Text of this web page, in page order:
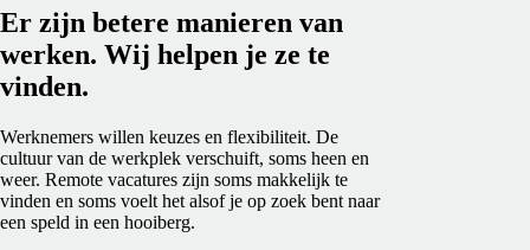
Er zijn betere manieren van
werken. Wij helpen je ze te
vinden.
Werknemers willen keuzes en flexibiliteit. De
cultuur van de werkplek verschuift, soms heen en
weer. Remote vacatures zijn soms makkelijk te
vinden en soms voelt het alsof je op zoek bent naar
een speld in een hooiberg.